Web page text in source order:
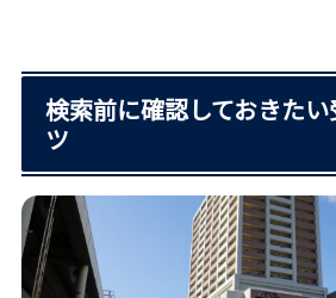
検索前に確認しておきた
ツ